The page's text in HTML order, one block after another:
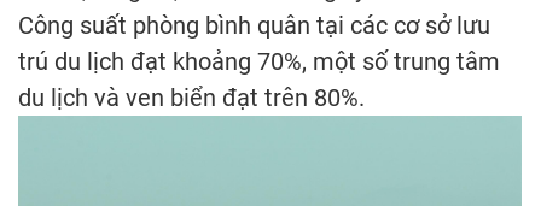
Công suất phòng bình quân tại các cơ sở lưu
trú du lịch đạt khoảng 70%, một số trung tâm
du lịch và ven biển đạt trên 80%.